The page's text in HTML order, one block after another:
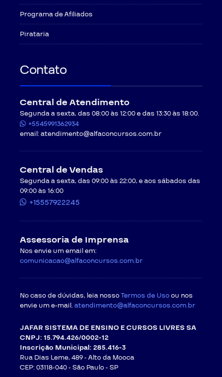
Programa de Afiliados
Pirataria
Contato
Central de Atendimento
Segunda a sexta, das 08:00 às 12:00 e das 13:30 às 18:00.
+5545991362934
email:atendimento@alfaconcursos.com.br
Central de Vendas
Segunda a sexta, das 09:00 às 22:00, e aos sábados das
09:00 às 16:00
+15557922245
Assessoria de Imprensa
Nos envie um email em:
comunicacao@alfaconcursos.com.br
No caso de dúvidas, leia nossoTermos de Usoou nos
envie um e-mail.atendimento@alfaconcursos.com.br
JAFAR SISTEMA DE ENSINO E CURSOS LIVRES SA
CNPJ: 15.794.426/0002-12
Inscrição Municipal: 285.416-3
Rua Dias Leme, 489 - Alto da Mooca
CEP: 03118-040 -São Paulo - SP